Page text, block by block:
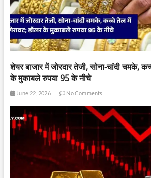
शेयर बाजार में जोरदार तेजी, सोना-चांदी चमके,
के मुकाबले रुपया 95 के नीचे
June 22, 2026 No Comments